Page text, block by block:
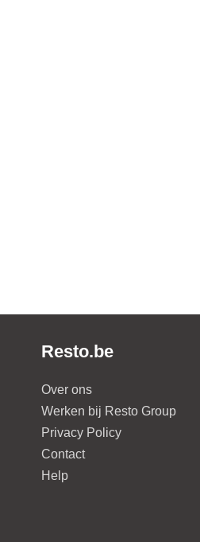
Resto.be
Over ons
Werken bij Resto Group
Privacy Policy
Contact
Help